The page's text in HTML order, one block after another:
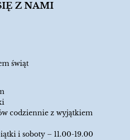
Z NAMI
świąt
codziennie z wyjątkiem
i soboty – 11.00-19.00